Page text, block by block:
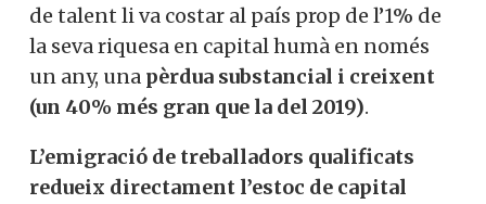
de talent li va costar al país prop de l’1% de
la seva riquesa en capital humà en només
un any, una pèrdua substancial i creixent
(un 40% més gran que la del 2019).
L’emigració de treballadors qualificats
redueix directament l’estoc de capital